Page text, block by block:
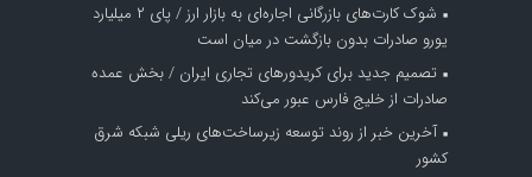
شوک کارت‌های بازرگانی اجاره‌ای به بازار ارز / پای ۲ میلیارد
یورو صادرات بدون بازگشت در میان است
تصمیم جدید برای کریدورهای تجاری ایران / بخش عمده
صادرات از خلیج فارس عبور می‌کند
آخرین خبر از روند توسعه زیرساخت‌های ریلی شبکه شرق
کشور